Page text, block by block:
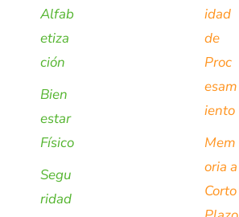
Alfab
etiza
ción
Bien
estar
Físico
Segu
ridad
idad
de
Proc
esam
iento
Mem
oria a
Corto